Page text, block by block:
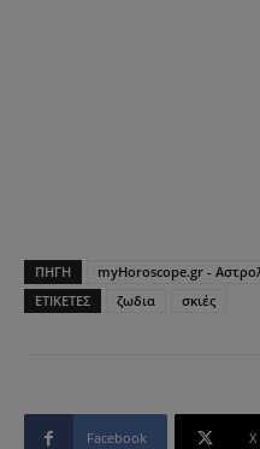
ΠΗΓΗ
myHoroscope.gr -
ΕΤΙΚΕΤΕΣ
ζωδια σκιές
Facebook X